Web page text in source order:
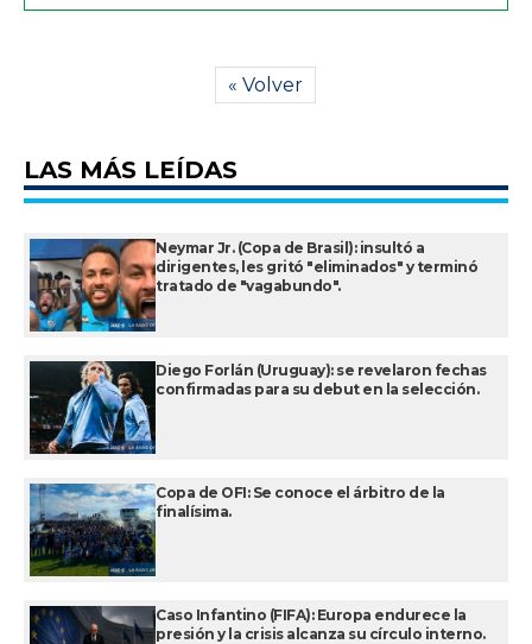
« Volver
LAS MÁS LEÍDAS
Neymar Jr. (Copa de Brasil): insultó a
dirigentes, les gritó "eliminados" y terminó
tratado de "vagabundo".
Diego Forlán (Uruguay): se revelaron fechas
confirmadas para su debut en la selección.
Copa de OFI: Se conoce el árbitro de la
finalísima.
Caso Infantino (FIFA): Europa endurece la
presión y la crisis alcanza su círculo interno.